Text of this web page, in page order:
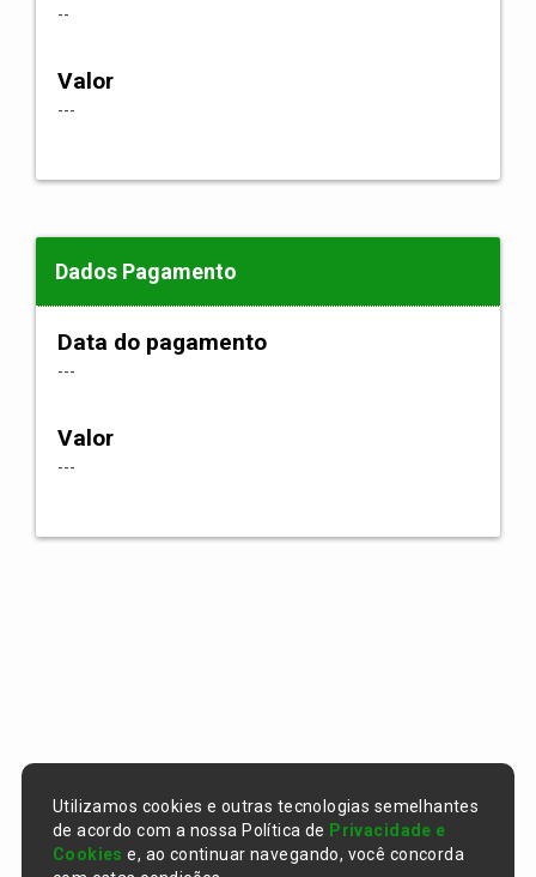
--
Valor
---
Dados Pagamento
Data do pagamento
---
Valor
---
Utilizamos cookies e outras tecnologias semelhantes
de acordo com a nossa Política de Privacidade e
Cookies e, ao continuar navegando, você concorda